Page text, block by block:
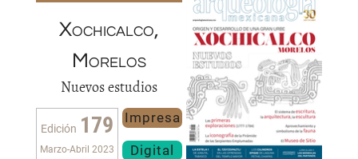
Xochicalco,
Morelos
Nuevos estudios
Edición 179
Marzo-Abril 2023
Impresa
Digital